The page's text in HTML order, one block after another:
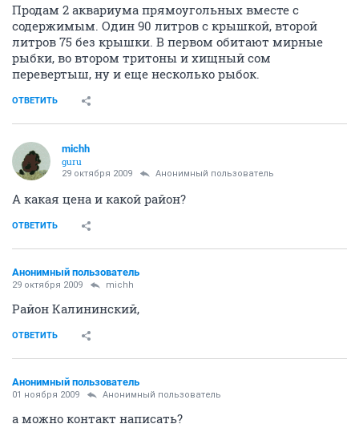
Продам 2 аквариума прямоугольных вместе с
содержимым. Один 90 литров с крышкой, второй
литров 75 без крышки. В первом обитают мирные
рыбки, во втором тритоны и хищный сом
перевертыш, ну и еще несколько рыбок.
ОТВЕТИТЬ
michh
guru
29 октября 2009 Анонимный пользователь
А какая цена и какой район?
ОТВЕТИТЬ
Анонимный пользователь
29 октября 2009 michh
Район Калининский,
ОТВЕТИТЬ
Анонимный пользователь
01 ноября 2009 Анонимный пользователь
а можно контакт написать?